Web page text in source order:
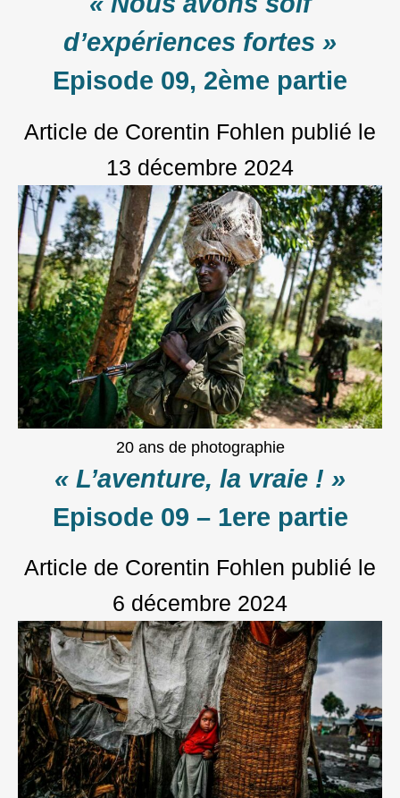
d’expériences fortes »
Episode 09, 2ème partie
Article de Corentin Fohlen publié le
13 décembre 2024
20 ans de photographie
« L’aventure, la vraie ! »
Episode 09 – 1ere partie
Article de Corentin Fohlen publié le
6 décembre 2024